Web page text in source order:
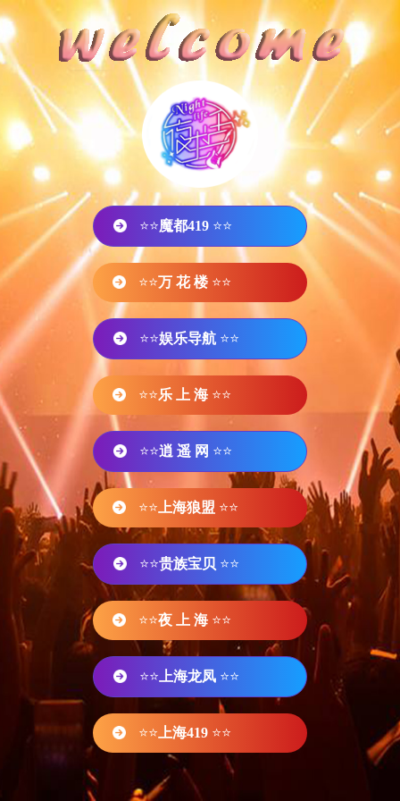
⭐⭐魔都419 ⭐⭐
⭐⭐万 花 楼 ⭐⭐
⭐⭐娱乐导航 ⭐⭐
⭐⭐乐 上 海 ⭐⭐
⭐⭐逍 遥 网 ⭐⭐
⭐⭐ 上海狼盟 ⭐⭐
⭐⭐贵族宝贝 ⭐⭐
⭐⭐夜 上 海 ⭐⭐
⭐⭐ 上海龙凤 ⭐⭐
⭐⭐ 上海419 ⭐⭐